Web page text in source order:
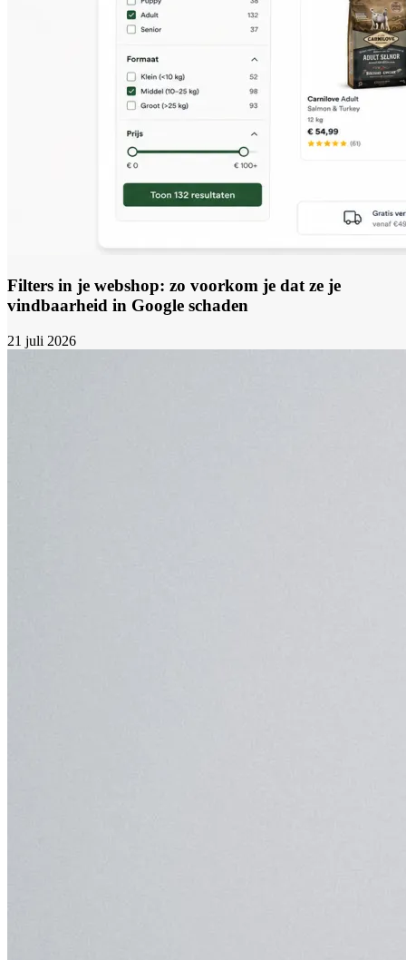
Filters in je webshop: zo voorkom je dat ze je
vindbaarheid in Google schaden
21 juli 2026